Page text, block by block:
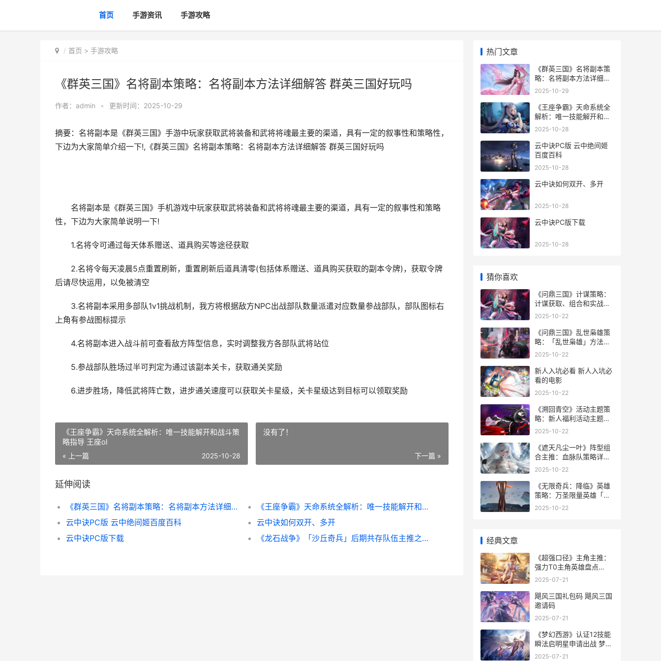
首页 手游资讯 手游攻略
首页 > 手游攻略
《群英三国》名将副本策略：名将副本方法详细解答 群英三国好玩吗
作者： admin • 更新时间：2025-10-29
摘要：名将副本是《群英三国》手游中玩家获取武将装备和武将将魂最主要的渠道，具有一定的叙事性和策略性，
下边为大家简单介绍一下!,《群英三国》名将副本策略：名将副本方法详细解答 群英三国好玩吗
名将副本是《群英三国》手机游戏中玩家获取武将装备和武将将魂最主要的渠道，具有一定的叙事性和策略
性，下边为大家简单说明一下!
1.名将令可通过每天体系赠送、道具购买等途径获取
2.名将令每天凌晨5点重置刷新，重置刷新后道具清零(包括体系赠送、道具购买获取的副本令牌)，获取令牌
后请尽快运用，以免被清空
3.名将副本采用多部队1v1挑战机制，我方将根据敌方NPC出战部队数量派遣对应数量参战部队，部队图标右
上角有参战图标提示
4.名将副本进入战斗前可查看敌方阵型信息，实时调整我方各部队武将站位
5.参战部队胜场过半可判定为通过该副本关卡，获取通关奖励
6.进步胜场，降低武将阵亡数，进步通关速度可以获取关卡星级，关卡星级达到目标可以领取奖励
《王座争霸》天命系统全解析：唯一技能解开和战斗策
略指导 王座ol
« 上一篇 2025-10-28
没有了！
下一篇 »
延伸阅读
《群英三国》名将副本策略：名将副本方法详细解答 群英三国好玩吗
《王座争霸》天命系统全解析：唯一技能解开和战斗策略指导 王座ol
云中诀PC版 云中绝间姬百度百科
云中诀如何双开、多开
云中诀PC版下载
《龙石战争》「沙丘奇兵」后期共存队伍主推之强力对空流 龙战争手游
热门文章
《群英三国》名将副本策
略：名将副本方法详细解
答 群英三国好玩吗
2025-10-29
《王座争霸》天命系统全
解析：唯一技能解开和战
斗策略指导 王座ol
2025-10-28
云中诀PC版 云中绝间姬
百度百科
2025-10-28
云中诀如何双开、多开
2025-10-28
云中诀PC版下载
2025-10-28
猜你喜欢
《问鼎三国》计谋策略：
计谋获取、组合和实战选
择 三国问鼎记
2025-10-22
《问鼎三国》乱世枭雄策
略：「乱世枭雄」方法说
明&策略诀窍 问鼎后期
2025-10-22
新人入坑必看 新人入坑必
看的电影
2025-10-22
《溯回青空》活动主题策
略：新人福利活动主题集
合 溯洄与溯回
2025-10-22
《遮天凡尘一叶》阵型组
合主推：血脉队策略详细
解答 遮天凡尘一叶官服下
2025-10-22
《无限奇兵：降临》英雄
策略：万圣限量英雄「死
灵骑士卡姆」技能定位说
2025-10-22
经典文章
《超强口径》主角主推：
强力T0主角英雄盘点
《超强口径》主演是谁
2025-07-21
飓风三国礼包码 飓风三国
邀请码
2025-07-21
《梦幻西游》认证12技能
瞬法启明星申请出战 梦幻
西游认证会出什么技能
2025-07-21